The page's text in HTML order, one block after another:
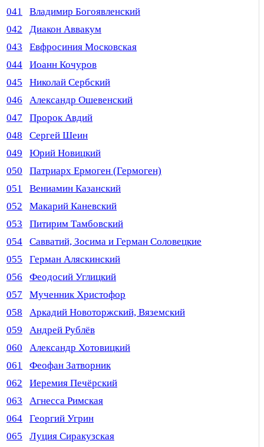
041
Владимир Богоявленский
042
Диакон Аввакум
043
Евфросиния Московская
044
Иоанн Кочуров
045
Николай Сербский
046
Александр Ошевенский
047
Пророк Авдий
048
Сергей Шеин
049
Юрий Новицкий
050
Патриарх Ермоген (Гермоген)
051
Вениамин Казанский
052
Макарий Каневский
053
Питирим Тамбовский
054
Савватий, Зосима и Герман Соловецкие
055
Герман Аляскинский
056
Феодосий Углицкий
057
Мученник Христофор
058
Аркадий Новоторжский, Вяземский
059
Андрей Рублёв
060
Александр Хотовицкий
061
Феофан Затворник
062
Иеремия Печёрский
063
Агнесса Римская
064
Георгий Угрин
065
Луция Сиракузская